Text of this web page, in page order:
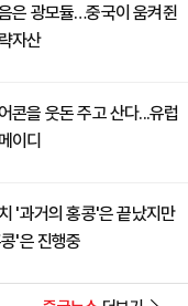
은 광모듈…중국이 움켜쥔
자산
콘을 웃돈 주고 산다...유럽
이디
'과거의 홍콩'은 끝났지만
'은 진행중